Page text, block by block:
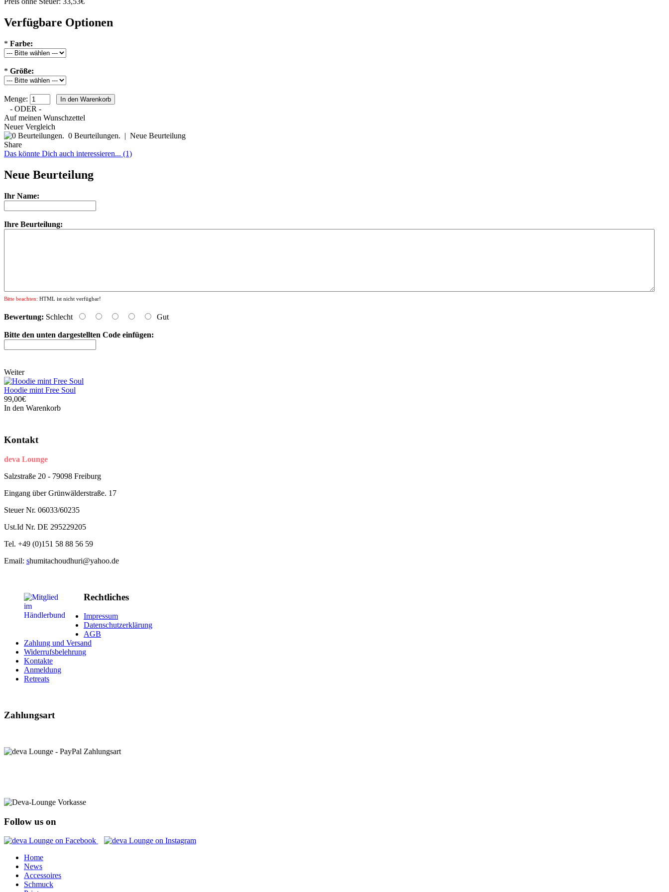
Verfügbare Optionen
* Farbe:
* Größe:
Menge:
- ODER -
Auf meinen Wunschzettel
Neuer Vergleich
0 Beurteilungen. | Neue Beurteilung
Share
Das könnte Dich auch interessieren... (1)
Neue Beurteilung
Ihr Name:
Ihre Beurteilung:
Bitte beachten: HTML ist nicht verfügbar!
Bewertung: Schlecht Gut
Bitte den unten dargestellten Code einfügen:
Weiter
Hoodie mint Free Soul
99,00€
In den Warenkorb
Kontakt
deva Lounge
Salzstraße 20 - 79098 Freiburg
Eingang über Grünwälderstraße. 17
Steuer Nr. 06033/60235
Ust.Id Nr. DE 295229205
Tel. +49 (0)151 58 88 56 59
Email: shumitachoudhuri@yahoo.de
Rechtliches
Impressum
Datenschutzerklärung
AGB
Zahlung und Versand
Widerrufsbelehrung
Kontakte
Anmeldung
Retreats
Zahlungsart
Follow us on
Home
News
Accessoires
Schmuck